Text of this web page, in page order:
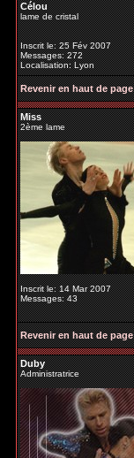
Célou
lame de cristal
Inscrit le: 25 Fév 2007
Messages: 272
Localisation: Lyon
Revenir en haut de page
Miss
2ème lame
Inscrit le: 14 Mar 2007
Messages: 43
Revenir en haut de page
Duby
Administratrice